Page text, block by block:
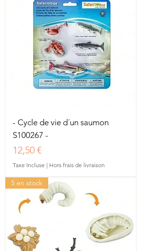
- Cycle de vie d´un saumon
S100267 -
Prix
12,50 €
Taxe Incluse | Hors frais de livraison
5 en stock